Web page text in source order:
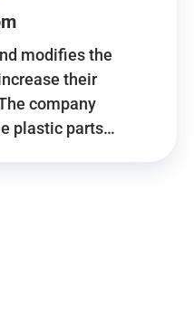
modifies the
their
company
plastic parts…